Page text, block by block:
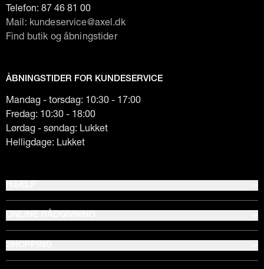
Telefon: 87 46 81 00
Mail: kundeservice@axel.dk
Find butik og åbningstider
ÅBNINGSTIDER FOR KUNDESERVICE
Mandag - torsdag: 10:30 - 17:00
Fredag: 10:30 - 18:00
Lørdag - søndag: Lukket
Helligdage: Lukket